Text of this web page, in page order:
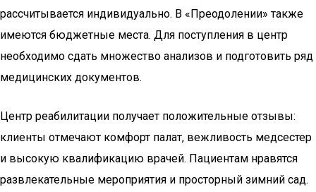
рассчитывается индивидуально. В «Преодолении» также
имеются бюджетные места. Для поступления в центр
необходимо сдать множество анализов и подготовить ряд
медицинских документов.
Центр реабилитации получает положительные отзывы:
клиенты отмечают комфорт палат, вежливость медсестер
и высокую квалификацию врачей. Пациентам нравятся
развлекательные мероприятия и просторный зимний сад.